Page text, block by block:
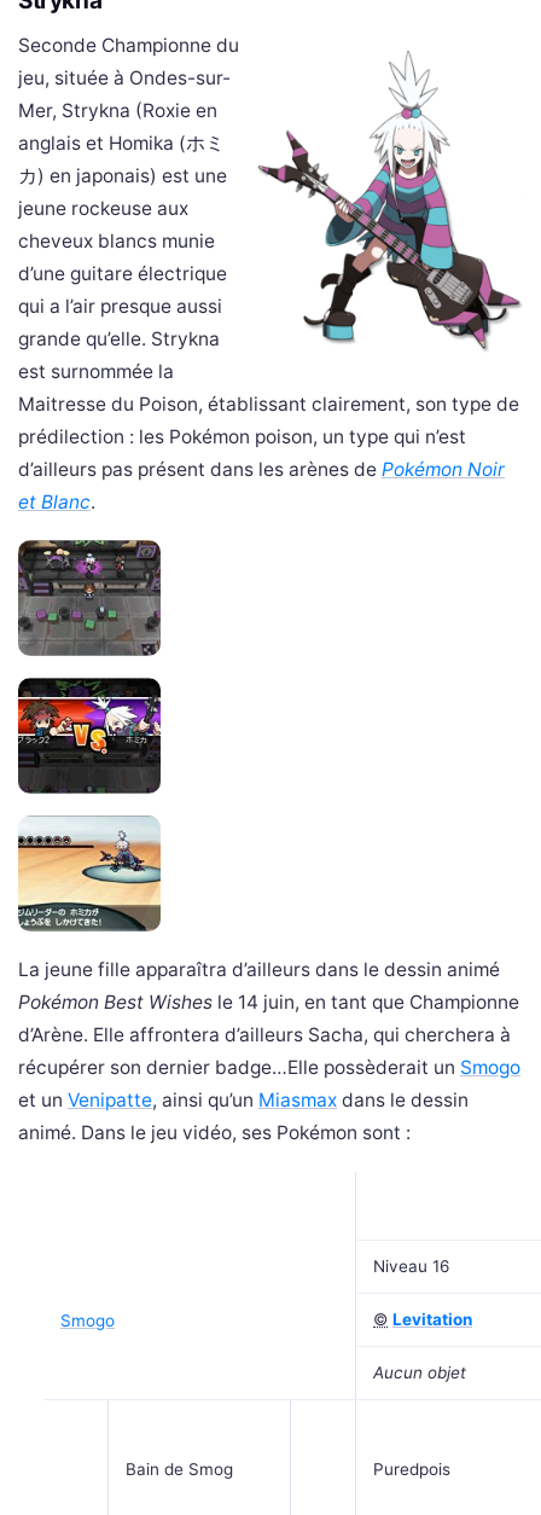
Seconde Championne du
jeu, située à Ondes-sur-
Mer, Strykna (Roxie en
anglais et Homika (ホミ
カ) en japonais) est une
jeune rockeuse aux
cheveux blancs munie
d’une guitare électrique
qui a l’air presque aussi
grande qu’elle. Strykna
est surnommée la
Maitresse du Poison, établissant clairement, son type de
prédilection : les Pokémon poison, un type qui n’est
d’ailleurs pas présent dans les arènes de Pokémon Noir
et Blanc.
La jeune fille apparaîtra d’ailleurs dans le dessin animé
Pokémon Best Wishes le 14 juin, en tant que Championne
d’Arène. Elle affrontera d’ailleurs Sacha, qui cherchera à
récupérer son dernier badge…Elle possèderait un Smogo
et un Venipatte, ainsi qu’un Miasmax dans le dessin
animé. Dans le jeu vidéo, ses Pokémon sont :
Smogo
Niveau 16
© Levitation
Aucun objet
Bain de Smog Puredpois